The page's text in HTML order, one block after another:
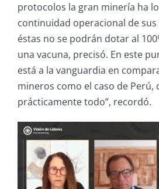
protocolos la gran minería ha
continuidad operacional de sus
éstas no se podrán dotar al
una vacuna, precisó. En este
está a la vanguardia en
mineros como el caso de Perú,
prácticamente todo”, recordó.